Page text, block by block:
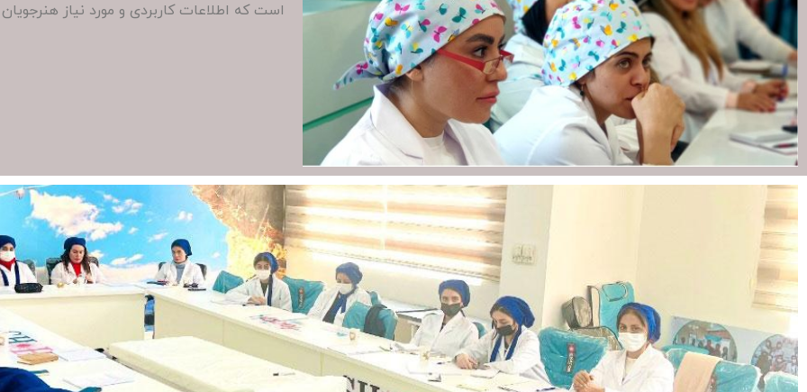
است که اطلاعات کاربردی و مورد نیاز